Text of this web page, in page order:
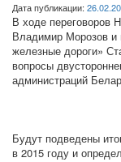
Дата публикации:
В ходе переговоров
Владимир Морозов и
железные дороги»
вопросы
администраций
Будут подведены
в 2015 году и